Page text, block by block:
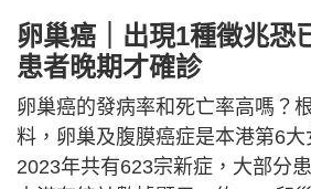
卵巢癌｜出現1種徵兆恐
患者晚期才確診
卵巢癌的發病率和死亡率高嗎？
料，卵巢及腹膜癌症是本港第6
2023年共有623宗新症，大部分